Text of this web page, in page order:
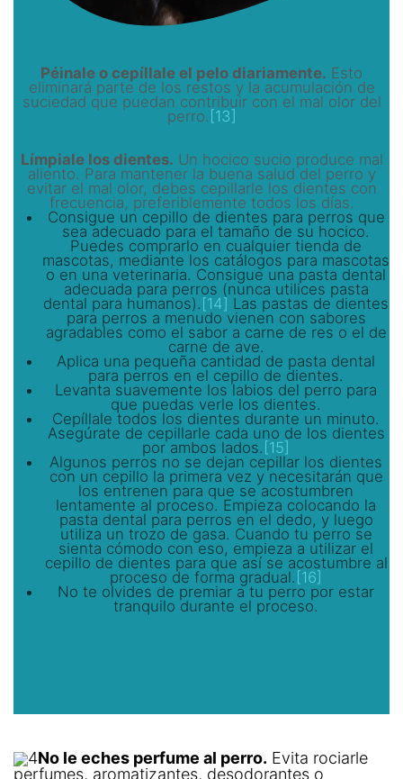
Péinale o cepíllale el pelo diariamente. Esto
eliminará parte de los restos y la acumulación de
suciedad que puedan contribuir con el mal olor del
perro. [13]
Límpiale los dientes. Un hocico sucio produce mal
aliento. Para mantener la buena salud del perro y
evitar el mal olor, debes cepillarle los dientes con
frecuencia, preferiblemente todos los días.
Consigue un cepillo de dientes para perros que
sea adecuado para el tamaño de su hocico.
Puedes comprarlo en cualquier tienda de
mascotas, mediante los catálogos para mascotas
o en una veterinaria. Consigue una pasta dental
adecuada para perros (nunca utilices pasta
dental para humanos). [14] Las pastas de dientes
para perros a menudo vienen con sabores
agradables como el sabor a carne de res o el de
carne de ave.
Aplica una pequeña cantidad de pasta dental
para perros en el cepillo de dientes.
Levanta suavemente los labios del perro para
que puedas verle los dientes.
Cepíllale todos los dientes durante un minuto.
Asegúrate de cepillarle cada uno de los dientes
por ambos lados. [15]
Algunos perros no se dejan cepillar los dientes
con un cepillo la primera vez y necesitarán que
los entrenen para que se acostumbren
lentamente al proceso. Empieza colocando la
pasta dental para perros en el dedo, y luego
utiliza un trozo de gasa. Cuando tu perro se
sienta cómodo con eso, empieza a utilizar el
cepillo de dientes para que así se acostumbre al
proceso de forma gradual. [16]
No te olvides de premiar a tu perro por estar
tranquilo durante el proceso.
4No le eches perfume al perro. Evita rociarle
perfumes, aromatizantes, desodorantes o